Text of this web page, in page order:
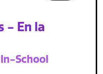
- En la
School